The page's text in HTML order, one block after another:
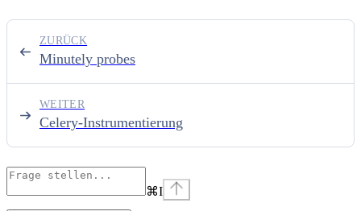
Minutely probes
ZURÜCK
Celery-Instrumentierung
WEITER
⌘I